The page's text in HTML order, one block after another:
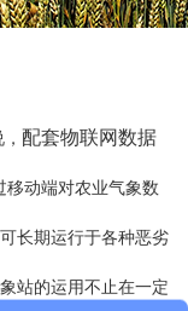
配套物联网数据
移动端对农业气象数
长期运行于各种恶劣
站的运用不止在一定